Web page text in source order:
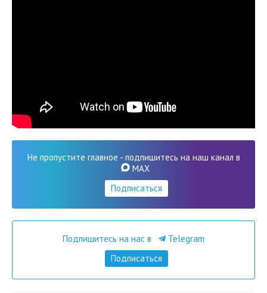
Не пропустите главное - подпишитесь на наш канал в
MAX
Подписаться
Подпишитесь на нас в
Telegram
Подписаться